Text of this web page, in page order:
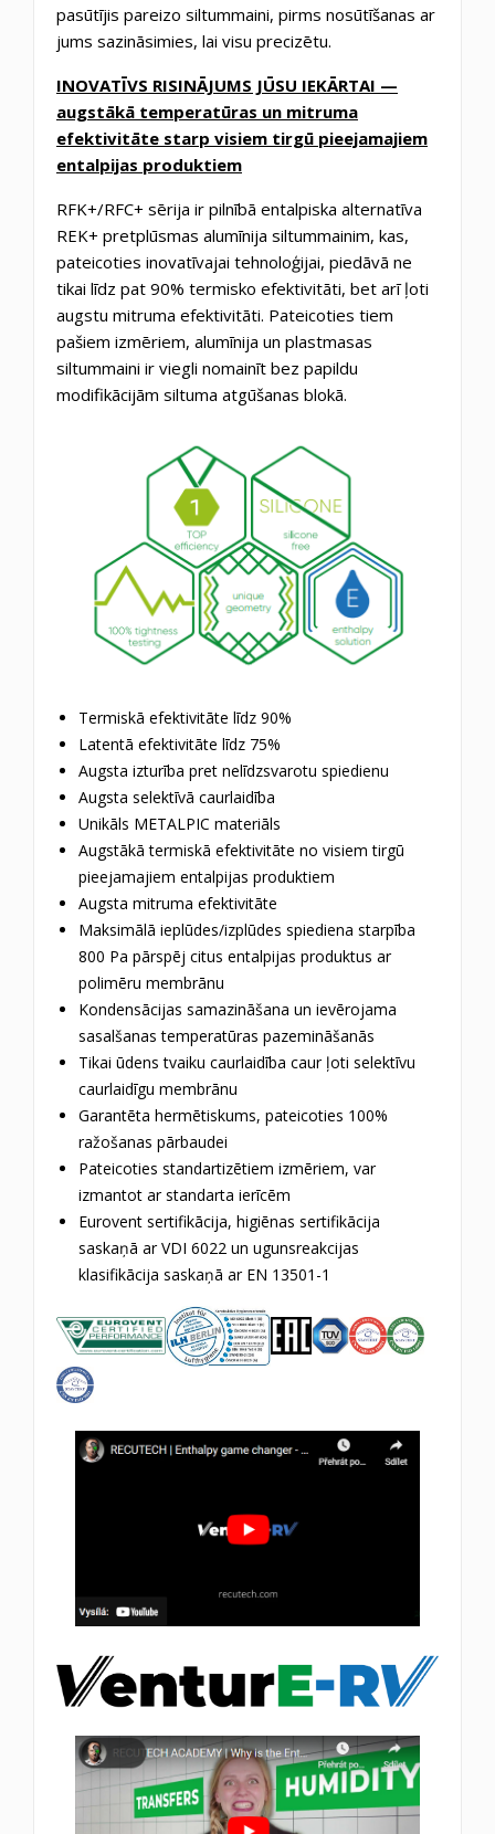
pasūtījis pareizo siltummaini, pirms nosūtīšanas ar
jums sazināsimies, lai visu precizētu.
INOVATĪVS RISINĀJUMS JŪSU IEKĀRTAI —
augstākā temperatūras un mitruma
efektivitāte starp visiem tirgū pieejamajiem
entalpijas produktiem
RFK+/RFC+ sērija ir pilnībā entalpiska alternatīva
REK+ pretplūsmas alumīnija siltummainim, kas,
pateicoties inovatīvajai tehnoloģijai, piedāvā ne
tikai līdz pat 90% termisko efektivitāti, bet arī ļoti
augstu mitruma efektivitāti. Pateicoties tiem
pašiem izmēriem, alumīnija un plastmasas
siltummaini ir viegli nomainīt bez papildu
modifikācijām siltuma atgūšanas blokā.
Termiskā efektivitāte līdz 90%
Latentā efektivitāte līdz 75%
Augsta izturība pret nelīdzsvarotu spiedienu
Augsta selektīvā caurlaidība
Unikāls METALPIC materiāls
Augstākā termiskā efektivitāte no visiem tirgū
pieejamajiem entalpijas produktiem
Augsta mitruma efektivitāte
Maksimālā ieplūdes/izplūdes spiediena starpība
800 Pa pārspēj citus entalpijas produktus ar
polimēru membrānu
Kondensācijas samazināšana un ievērojama
sasalšanas temperatūras pazemināšanās
Tikai ūdens tvaiku caurlaidība caur ļoti selektīvu
caurlaidīgu membrānu
Garantēta hermētiskums, pateicoties 100%
ražošanas pārbaudei
Pateicoties standartizētiem izmēriem, var
izmantot ar standarta ierīcēm
Eurovent sertifikācija, higiēnas sertifikācija
saskaņā ar VDI 6022 un ugunsreakcijas
klasifikācija saskaņā ar EN 13501-1